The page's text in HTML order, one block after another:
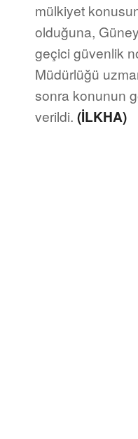
mülkiyet
olduğuna,
geçici güvenlik
Müdürlüğü
sonra konunun
verildi. (İLKHA)